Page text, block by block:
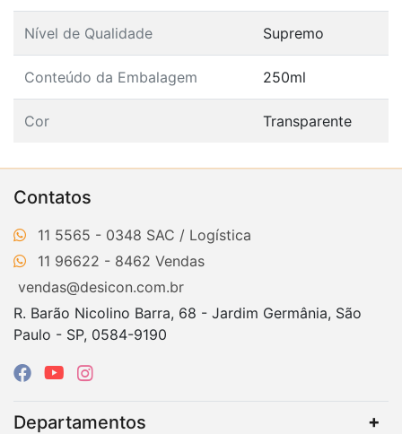
Nível de Qualidade Supremo
Conteúdo da Embalagem 250ml
Cor Transparente
Contatos
11 5565 - 0348
11 96622 - 8462
vendas@desicon.com.br
R. Barão Nicolino Barra, 68 - Jardim Germânia, São
Paulo - SP, 0584-9190
Departamentos